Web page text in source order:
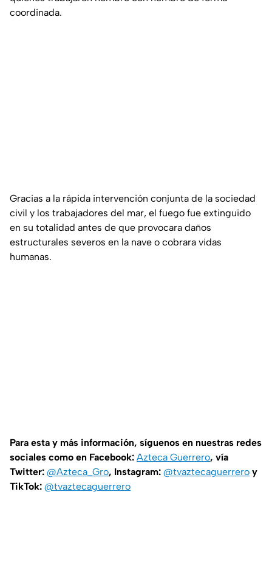
coordinada.
Gracias a la rápida intervención conjunta de la sociedad
civil y los trabajadores del mar, el fuego fue extinguido
en su totalidad antes de que provocara daños
estructurales severos en la nave o cobrara vidas
humanas.
Para esta y más información, síguenos en nuestras redes
sociales como en Facebook: Azteca Guerrero, vía
Twitter: @Azteca_Gro, Instagram: @tvaztecaguerrero y
TikTok: @tvaztecaguerrero